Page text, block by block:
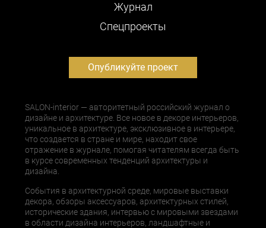
Журнал
Cпецпроекты
Опубликуйте проект
SALON-interior — авторитетный российский журнал о
дизайне и архитектуре. Все новое в декоре интерьеров,
уникальное в архитектуре, эксклюзивное в интерьере,
что создается в стране и мире, находит свое
отражение в журнале, помогая читателям всегда быть
в курсе современных тенденций архитектуры и
дизайна.
События в архитектурной среде, мировые выставки
декора, обзоры аксессуаров, архитектурных стилей,
исторические здания, интервью с мировыми звездами
в области дизайна интерьеров, ландшафтные и